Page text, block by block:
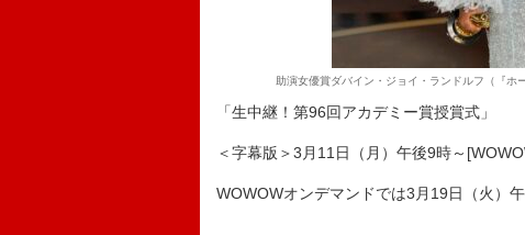
助演女優賞ダバイン・ジョイ・ランドルフ（『ホ
「生中継！第96回アカデミー賞授賞式」
＜字幕版＞3月11日（月）午後9時～
WOWOWオンデマンドでは3月19日（火）